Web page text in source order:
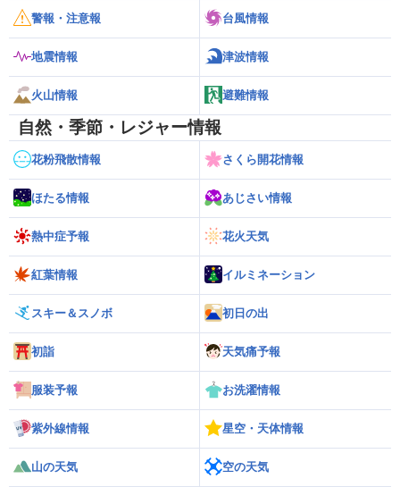
警報・注意報 台風情報
地震情報 津波情報
火山情報 避難情報
自然・季節・レジャー情報
花粉飛散情報 さくら開花情報
ほたる情報 あじさい情報
熱中症予報 花火天気
紅葉情報 イルミネーション
スキー＆スノボ 初日の出
初詣 天気痛予報
服装予報 お洗濯情報
紫外線情報 星空・天体情報
山の天気 空の天気